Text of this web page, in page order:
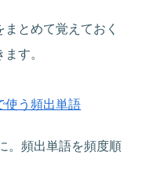
とめて覚えておく
す。
使う頻出単語
。頻出単語を頻度順